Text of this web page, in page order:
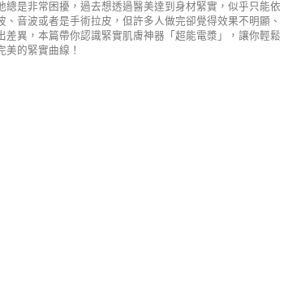
總是非常困擾，過去想透過醫美達到身材緊實，似乎只能依
、音波或者是手術拉皮，但許多人做完卻覺得效果不明顯、
差異，本篇帶你認識緊實肌膚神器「超能電漿」，讓你輕鬆
美的緊實曲線！